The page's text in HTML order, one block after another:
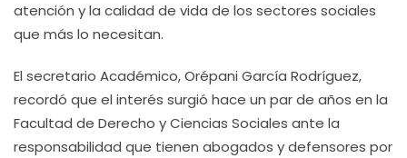
atención y la calidad de vida de los sectores sociales
que más lo necesitan.
El secretario Académico, Orépani García Rodríguez,
recordó que el interés surgió hace un par de años en la
Facultad de Derecho y Ciencias Sociales ante la
responsabilidad que tienen abogados y defensores por